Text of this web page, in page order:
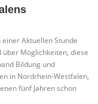
Aktuellen Stunde
über Möglichkeiten, diese
Bildung und
in Nordrhein-Westfalen,
fünf Jahren schon